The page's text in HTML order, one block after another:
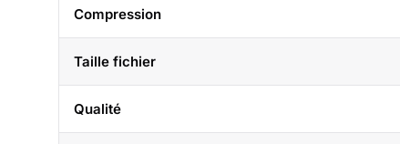
Compression
Taille fichier
Qualité